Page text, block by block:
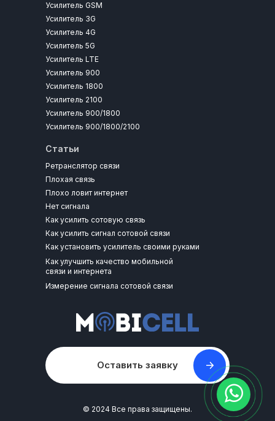
© 2024 Все права защищены.
Статьи
Ретранслятор связи
Оставить заявку
Усилитель GSM
Усилитель 3G
Усилитель 4G
Усилитель 5G
Усилитель LTE
Усилитель 900
Усилитель 1800
Усилитель 2100
Усилитель 900/1800
Усилитель 900/1800/2100
Плохая связь
Плохо ловит интернет
Нет сигнала
Как усилить сотовую связь
Как усилить сигнал сотовой связи
Как установить усилитель своими руками
Как улучшить качество мобильной
связи и интернета
Измерение сигнала сотовой связи